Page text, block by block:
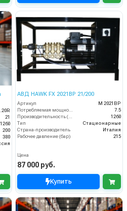
21
1260
200
380
АВД HAWK FX 2021BP 21/200
Артикул
M 2021BP
Потребляемая мощность (кВт)
7.5
Производительность (л/ч)
1260
Тип
Стационарные
Страна-производитель
Италия
Рабочее давление (бар)
215
Цена
87 000 руб.
Купить